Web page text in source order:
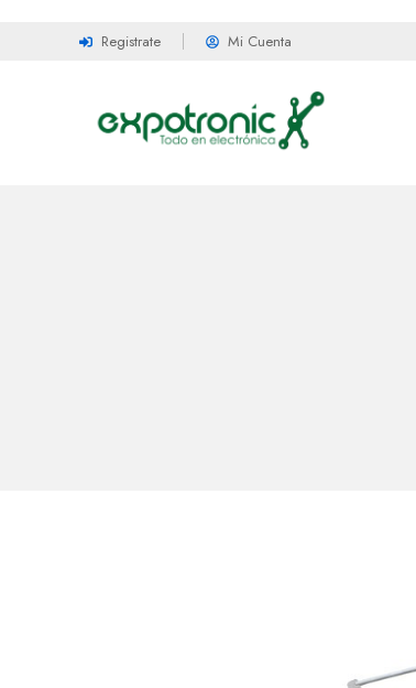
Registrate Mi Cuenta